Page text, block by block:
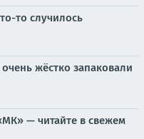
то случилось
жёстко запаковали
— читайте в свежем